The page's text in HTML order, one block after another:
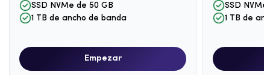
SSD NVMe de 50 GB
1 TB de ancho de banda
Empezar
SSD
1 TB de